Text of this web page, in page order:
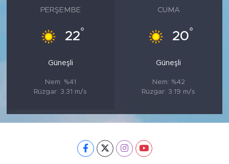
PERŞEMBE
22°
Güneşli
Nem: %41
Rüzgar: 3.31 m/s
CUMA
20°
Güneşli
Nem: %42
Rüzgar: 3.19 m/s